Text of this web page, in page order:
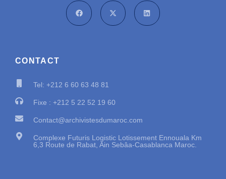
CONTACT
Tel: +212 6 60 63 48 81
Fixe : +212 5 22 52 19 60
Contact@archivistesdumaroc.com
Complexe Futuris Logistic Lotissement Ennouala Km
6,3 Route de Rabat, Ain Sebâa-Casablanca Maroc.